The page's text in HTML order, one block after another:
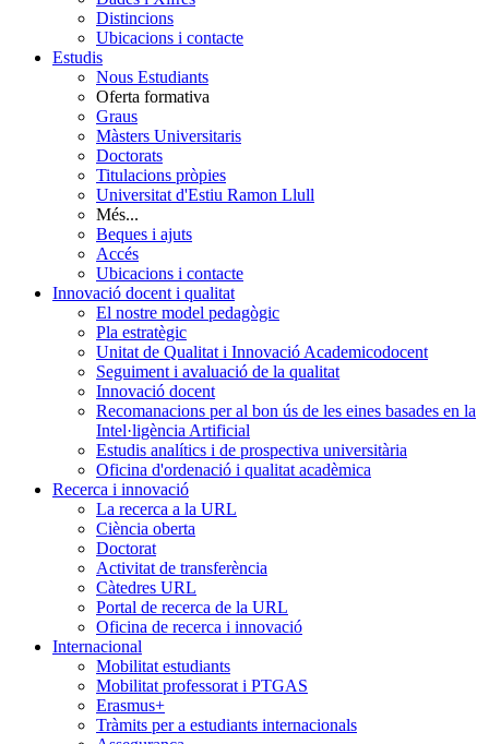
Distincions
Ubicacions i contacte
Estudis
Nous Estudiants
Oferta formativa
Graus
Màsters Universitaris
Doctorats
Titulacions pròpies
Universitat d'Estiu Ramon Llull
Més...
Beques i ajuts
Accés
Ubicacions i contacte
Innovació docent i qualitat
El nostre model pedagògic
Pla estratègic
Unitat de Qualitat i Innovació Academicodocent
Seguiment i avaluació de la qualitat
Innovació docent
Recomanacions per al bon ús de les eines basades en la
Intel·ligència Artificial
Estudis analítics i de prospectiva universitària
Oficina d'ordenació i qualitat acadèmica
Recerca i innovació
La recerca a la URL
Ciència oberta
Doctorat
Activitat de transferència
Càtedres URL
Portal de recerca de la URL
Oficina de recerca i innovació
Internacional
Mobilitat estudiants
Mobilitat professorat i PTGAS
Erasmus+
Tràmits per a estudiants internacionals